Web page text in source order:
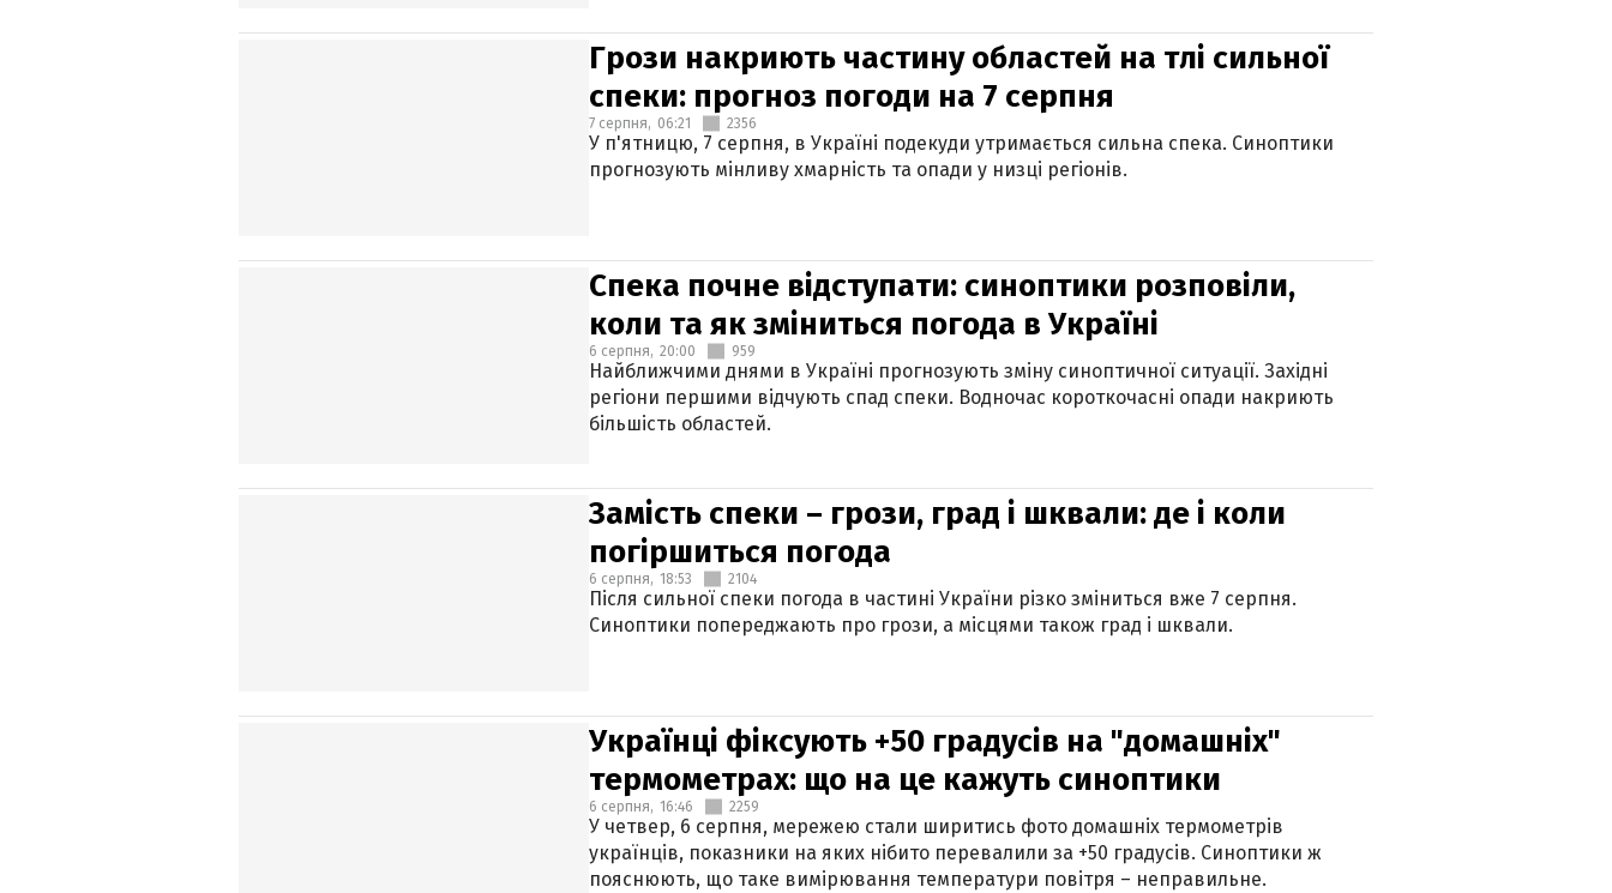
Грози накриють частину областей на тлі сильної
спеки: прогноз погоди на 7 серпня
7 серпня, 06:21 2356
У п'ятницю, 7 серпня, в Україні подекуди утримається сильна спека. Синоптики
прогнозують мінливу хмарність та опади у низці регіонів.
Спека почне відступати: синоптики розповіли,
коли та як зміниться погода в Україні
6 серпня, 20:00 959
Найближчими днями в Україні прогнозують зміну синоптичної ситуації. Західні
регіони першими відчують спад спеки. Водночас короткочасні опади накриють
більшість областей.
Замість спеки – грози, град і шквали: де і коли
погіршиться погода
6 серпня, 18:53 2104
Після сильної спеки погода в частині України різко зміниться вже 7 серпня.
Синоптики попереджають про грози, а місцями також град і шквали.
Українці фіксують +50 градусів на "домашніх"
термометрах: що на це кажуть синоптики
6 серпня, 16:46 2259
У четвер, 6 серпня, мережею стали ширитись фото домашніх термометрів
українців, показники на яких нібито перевалили за +50 градусів. Синоптики ж
пояснюють, що таке вимірювання температури повітря – неправильне.